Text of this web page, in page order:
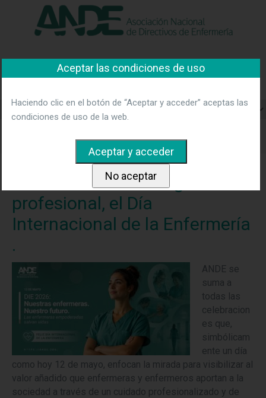
"Ver política"
Asociación Nacional de
Directivos de Enfermería
Internacional de la Enfermería .
ANDE celebra con orgullo
profesional, el Día
Internacional de la Enfermería
.
ANDE se
suma a
todas las
celebracion
es que,
simbólicam
ente un día
como hoy 12 de mayo, enfocan la mirada para visibilizar al
valor añadido que enfermeras y enfermeros aportan a la
sociedad a través de un cuidado profesionalizado y de
Aceptar las condiciones de uso
Haciendo clic en el botón de “Aceptar y acceder” aceptas las
condiciones de uso de la web.